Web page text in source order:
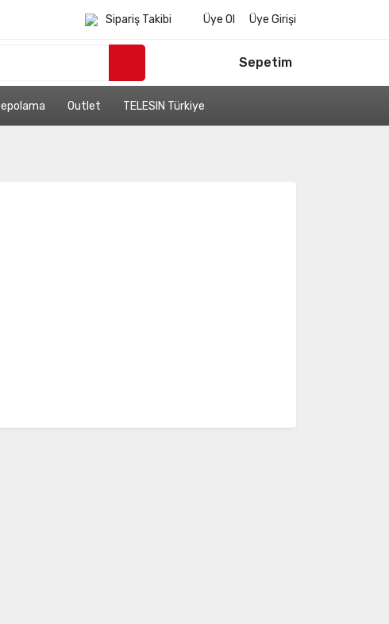
Sipariş Takibi Üye Ol Üye Girişi
Sepetim
Outlet TELESIN Türkiye